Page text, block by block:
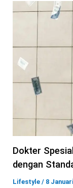
Dokter
dengan
Lifestyle / 8